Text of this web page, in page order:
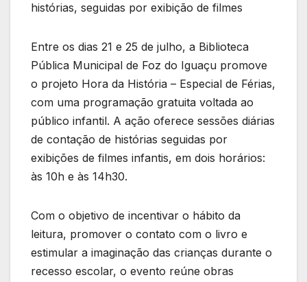
histórias, seguidas por exibição de filmes
Entre os dias 21 e 25 de julho, a Biblioteca
Pública Municipal de Foz do Iguaçu promove
o projeto Hora da História – Especial de Férias,
com uma programação gratuita voltada ao
público infantil. A ação oferece sessões diárias
de contação de histórias seguidas por
exibições de filmes infantis, em dois horários:
às 10h e às 14h30.
Com o objetivo de incentivar o hábito da
leitura, promover o contato com o livro e
estimular a imaginação das crianças durante o
recesso escolar, o evento reúne obras